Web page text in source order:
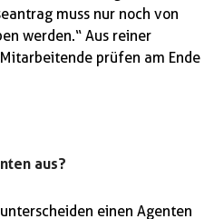
muss nur noch von
werden.“ Aus reiner
prüfen am Ende
aus?
einen Agenten